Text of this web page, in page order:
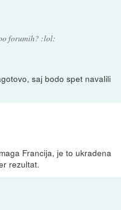
forumih? :lol:
saj bodo spet navalili
Francija, je to ukradena
rezultat.